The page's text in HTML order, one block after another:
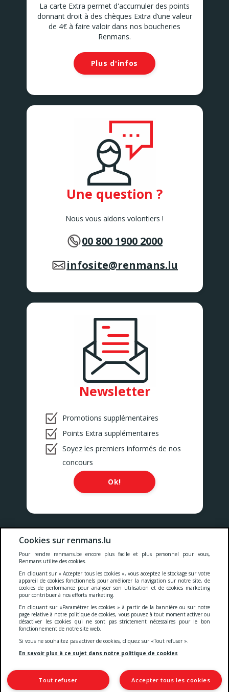
La carte Extra permet d'accumuler des points
donnant droit à des chèques Extra d’une valeur
de 4€ à faire valoir dans nos boucheries
Renmans.
Plus d'infos
Une question ?
Nous vous aidons volontiers !
00 800 1900 2000
infosite@renmans.lu
Newsletter
Promotions supplémentaires
Points Extra supplémentaires
Soyez les premiers informés de nos
concours
Ok!
Nos prix comprennent toutes les taxes, la TVA, les droits et les
Deklaratioun zur Barrierefräiheet
4 Rue Henri M. Schnadt
2530 Luxembourg
TVA: LU15083165
Cookies sur renmans.lu
Pour rendre renmans.be encore plus facile et plus personnel pour vous,
Renmans utilise des cookies.
En cliquant sur « Accepter tous les cookies », vous acceptez le stockage sur votre
appareil de cookies fonctionnels pour améliorer la navigation sur notre site, de
cookies de performance pour analyser son utilisation et de cookies marketing
pour contribuer à nos efforts marketing.
En cliquant sur «Paramétrer les cookies » à partir de la bannière ou sur notre
page relative à notre politique de cookies, vous pouvez à tout moment activer ou
désactiver les cookies qui ne sont pas strictement nécessaires pour le bon
fonctionnement de notre site web.
Si vous ne souhaitez pas activer de cookies, cliquez sur «Tout refuser ».
En savoir plus à ce sujet dans notre politique de cookies
Accepter tous les cookies
Tout refuser